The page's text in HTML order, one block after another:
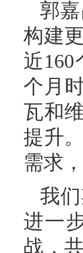
郭
构建
近
个月
瓦和
提升
需求
我
进一
战，